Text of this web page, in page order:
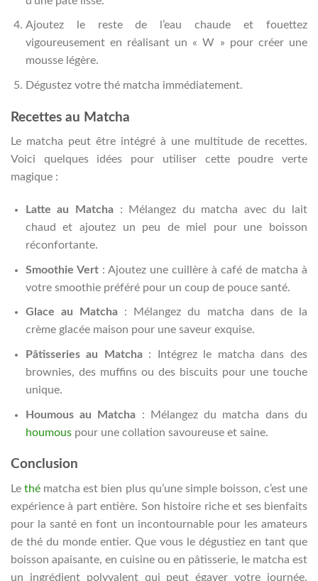
Ajoutez le reste de l’eau chaude et fouettez
vigoureusement en réalisant un « W » pour créer une
mousse légère.
Dégustez votre thé matcha immédiatement.
Recettes au Matcha
Le matcha peut être intégré à une multitude de recettes.
Voici quelques idées pour utiliser cette poudre verte
magique :
Latte au Matcha: Mélangez du matcha avec du lait
chaud et ajoutez un peu de miel pour une boisson
réconfortante.
Smoothie Vert: Ajoutez une cuillère à café de matcha à
votre smoothie préféré pour un coup de pouce santé.
Glace au Matcha : Mélangez du matcha dans de la
crème glacée maison pour une saveur exquise.
Pâtisseries au Matcha: Intégrez le matcha dans des
brownies, des muffins ou des biscuits pour une touche
unique.
Houmous au Matcha : Mélangez du matcha dans du
houmouspour une collation savoureuse et saine.
Conclusion
Lethé matcha est bien plus qu’une simple boisson, c’est une
expérience à part entière. Son histoire riche et ses bienfaits
pour la santé en font un incontournable pour les amateurs
de thé du monde entier. Que vous le dégustiez en tant que
boisson apaisante, en cuisine ou en pâtisserie, le matcha est
un ingrédient polyvalent qui peut égayer votre journée.